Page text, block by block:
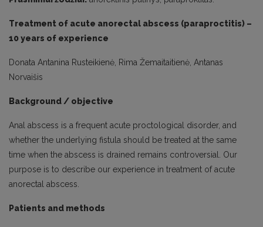
Treatment of acute anorectal abscess (paraproctitis) –
10 years of experience
Donata Antanina Rusteikienė, Rima Žemaitaitienė, Antanas
Norvaišis
Background / objective
Anal abscess is a frequent acute proctological disorder, and
whether the underlying fistula should be treated at the same
time when the abscess is drained remains controversial. Our
purpose is to describe our experience in treatment of acute
anorectal abscess.
Patients and methods